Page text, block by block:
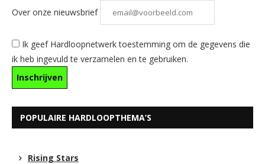
Over onze nieuwsbrief
Ik geef Hardloopnetwerk toestemming om de gegevens die
ik heb ingevuld te verzamelen en te gebruiken.
POPULAIRE HARDLOOPTHEMA’S
Rising Stars